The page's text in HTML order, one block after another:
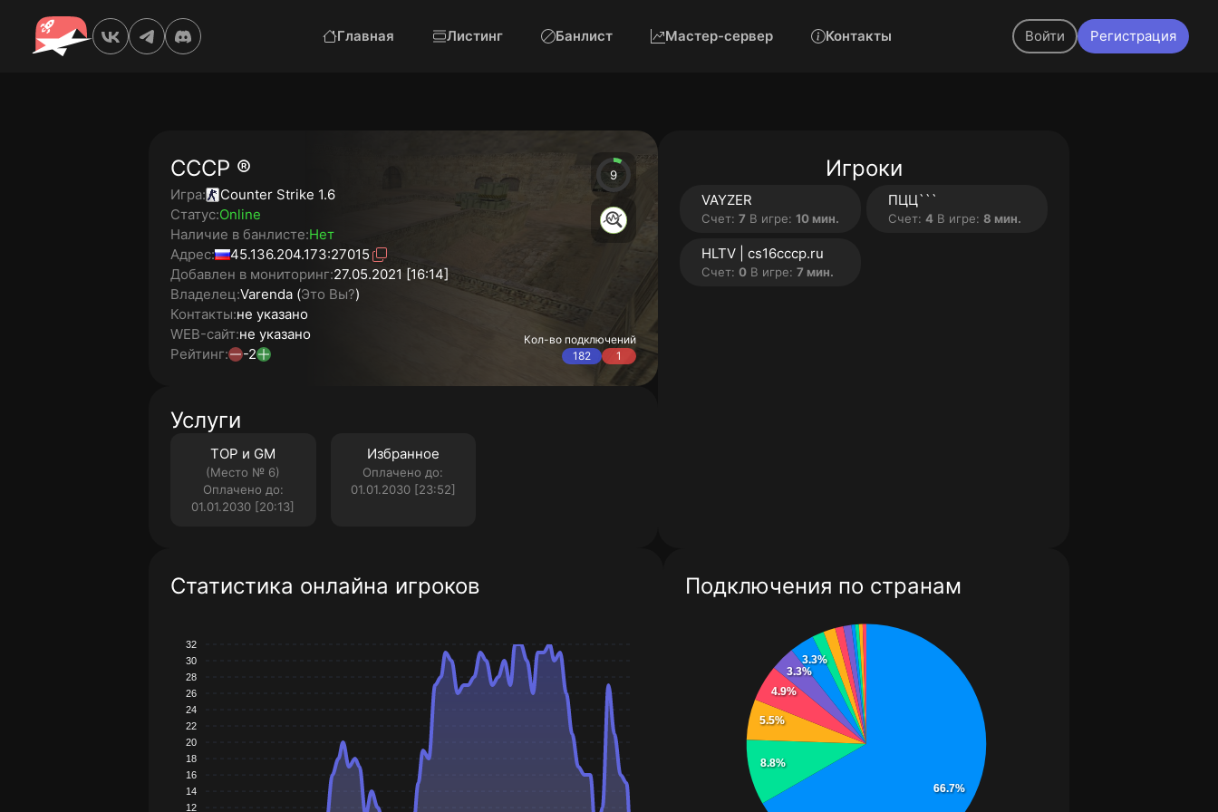
Главная Листинг Банлист Мастер-сервер Контакты Войти Регистрация
СССР ®
Игра:
Counter Strike 1.6
Статус:Online
Наличие в банлисте:Нет
Адрес:
45.136.204.173:27015
Добавлен в мониторинг:27.05.2021 [16:14]
Владелец:Varenda (Это Вы?)
Контакты:не указано
WEB-сайт:не указано
Рейтинг:
-2
9
Кол-во подключений
182
1
Услуги
TOP и GM
(Место № 6)
Оплачено до:
01.01.2030 [20:13]
Избранное
Оплачено до:
01.01.2030 [23:52]
Игроки
VAYZER
Счет: 7 В игре: 10 мин.
ПЦЦ```
Счет: 4 В игре: 8 мин.
HLTV | cs16cccp.ru
Счет: 0 В игре: 7 мин.
Статистика онлайна игроков
32
30
28
26
24
22
20
18
16
14
12
Подключения по странам
66.7%
8.8%
5.5%
4.9%
3.3%
3.3%